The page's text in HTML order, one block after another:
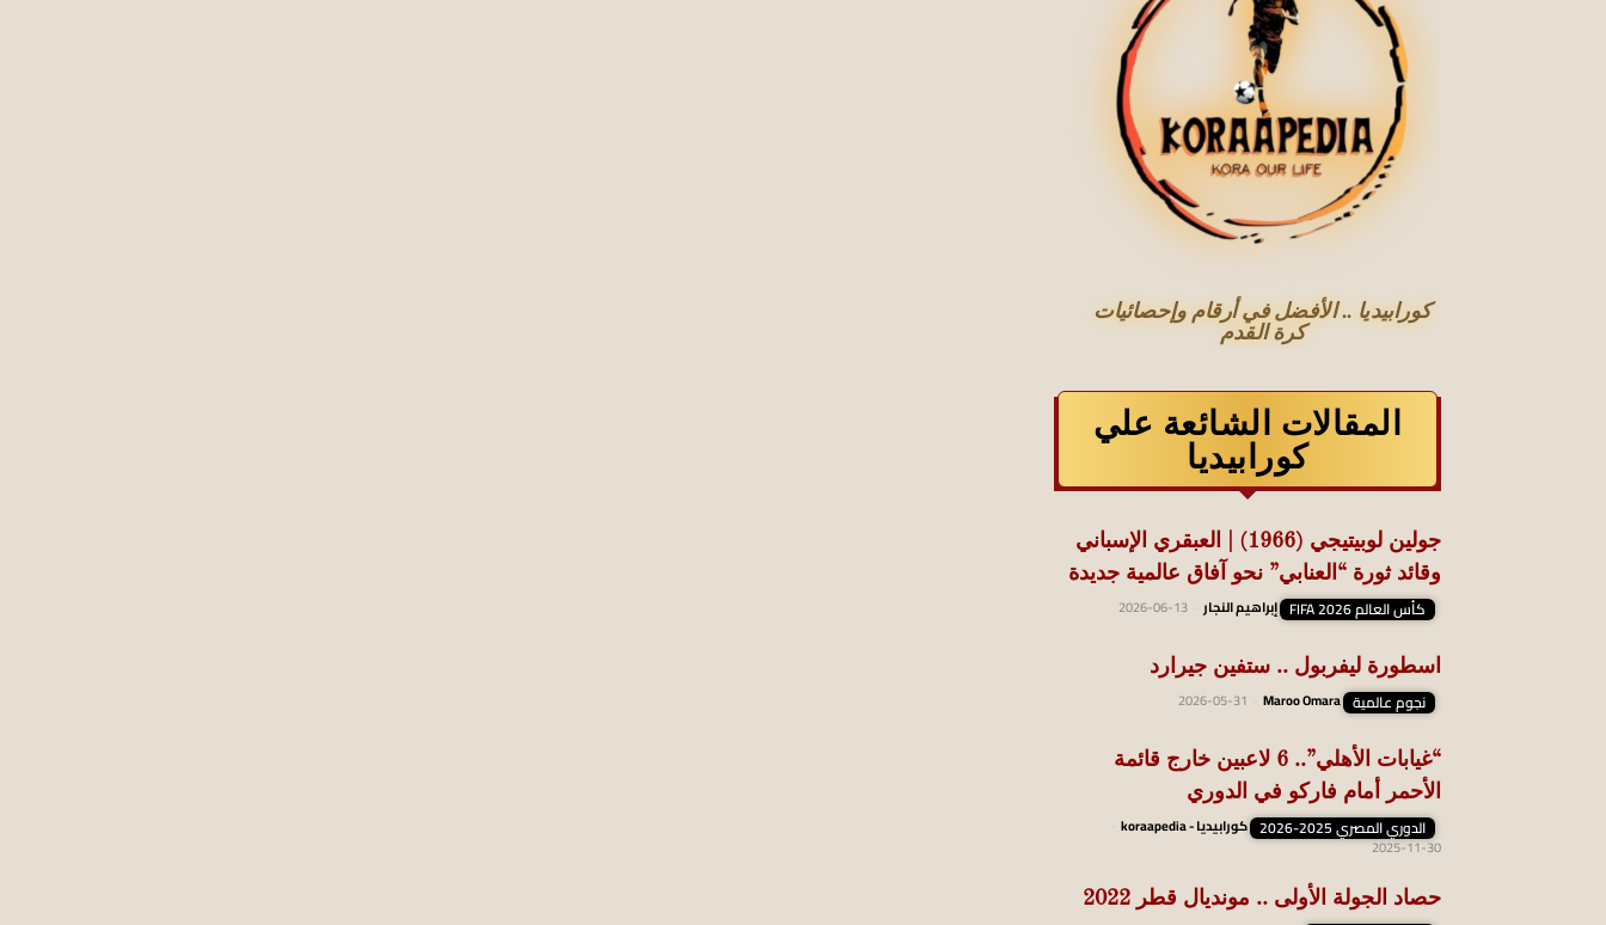
كورابيديا .. الأفضل في أرقام وإحصائيات
كرة القدم
المقالات الشائعة علي
كورابيديا
جولين لوبيتيجي (1966) | العبقري الإسباني
وقائد ثورة “العنابي” نحو آفاق عالمية جديدة
كأس العالم FIFA 2026 إبراهيم النجار 2026-06-13
اسطورة ليفربول .. ستفين جيرارد
نجوم عالمية Maroo Omara
2026-05-31
“غيابات الأهلي”.. 6 لاعبين خارج قائمة
الأحمر أمام فاركو في الدوري
الدوري المصري 2025-2026 كورابيديا - koraapedia
2025-11-30
حصاد الجولة الأولى .. مونديال قطر 2022